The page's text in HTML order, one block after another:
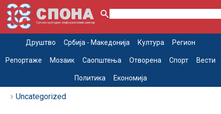
Друштво Србија - Македонија Култура Регион
Репортаже Мозаик Саопштења Отворена Спорт Вести
Политика Економија
Uncategorized